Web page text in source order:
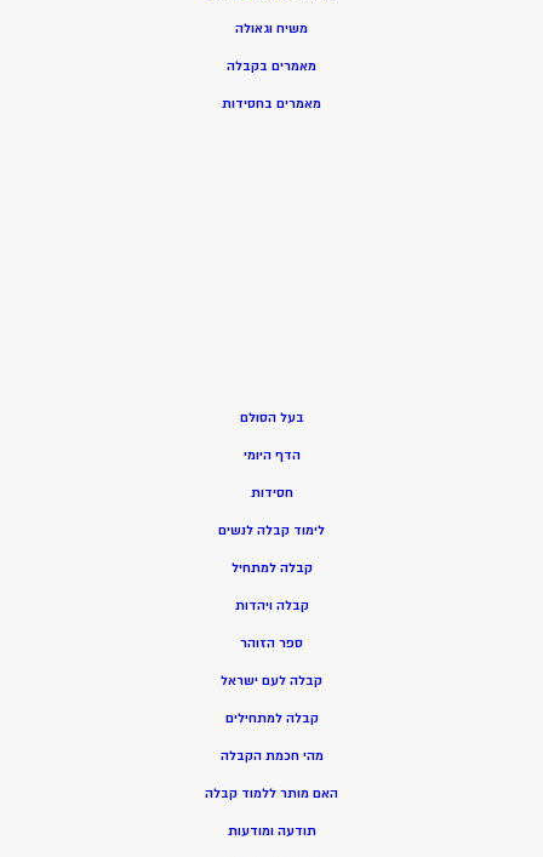
משיח וגאולה
מאמרים בקבלה
מאמרים בחסידות
בעל הסולם
הדף היומי
חסידות
לימוד קבלה לנשים
קבלה למתחיל
קבלה ויהדות
ספר הזוהר
קבלה לעם ישראל
קבלה למתחילים
מהי חכמת הקבלה
האם מותר ללמוד קבלה
תודעה ומודעות